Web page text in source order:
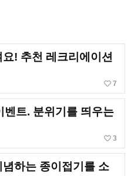
요! 추천 레크리에이션
favorite_border 7
벤트. 분위기를 띄우는
favorite_border 3
념하는 종이접기를 소